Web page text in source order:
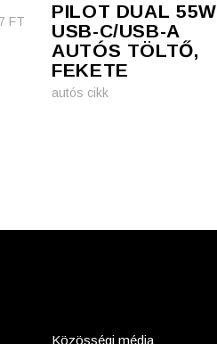
FT
PILOT DUAL 55W
USB-C/USB-A
AUTÓS TÖLTŐ,
FEKETE
autós cikk
Közösségi média